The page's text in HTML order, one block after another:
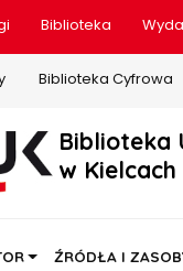
Biblioteka
Biblioteka Cyfrowa
Biblioteka
w Kielcach
ŹRÓDŁA I